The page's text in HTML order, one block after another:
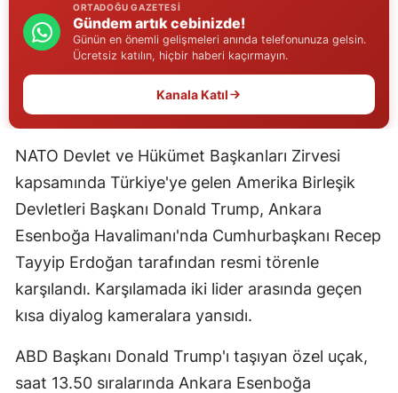
Gaziantep
Giresun
Gümüşhane
Hakkari
Hatay
Isparta
Mersin
İstanbul
İzmir
Kars
ORTADOĞU GAZETESI
Gündem artık cebinizde!
Günün en önemli gelişmeleri anında telefonunuza gelsin.
Ücretsiz katılın, hiçbir haberi kaçırmayın.
Kanala Katıl
NATO Devlet ve Hükümet Başkanları Zirvesi
kapsamında Türkiye'ye gelen Amerika Birleşik
Devletleri Başkanı Donald Trump, Ankara
Esenboğa Havalimanı'nda Cumhurbaşkanı Recep
Tayyip Erdoğan tarafından resmi törenle
karşılandı. Karşılamada iki lider arasında geçen
kısa diyalog kameralara yansıdı.
ABD Başkanı Donald Trump'ı taşıyan özel uçak,
saat 13.50 sıralarında Ankara Esenboğa